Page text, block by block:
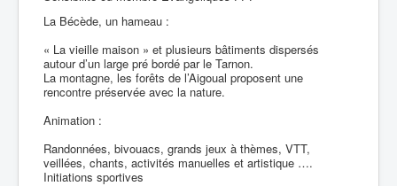
La Bécède, un hameau :
« La vieille maison » et plusieurs bâtiments dispersés
autour d’un large pré bordé par le Tarnon.
La montagne, les forêts de l’Aigoual proposent une
rencontre préservée avec la nature.
Animation :
Randonnées, bivouacs, grands jeux à thèmes, VTT,
veillées, chants, activités manuelles et artistique ….
Initiations sportives